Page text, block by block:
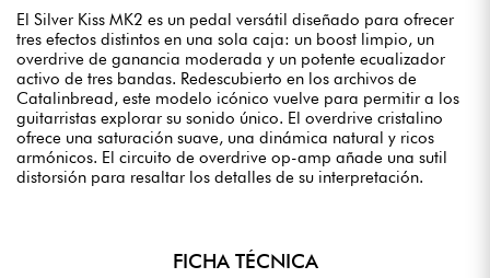
El Silver Kiss MK2 es un pedal versátil diseñado para ofrecer
tres efectos distintos en una sola caja: un boost limpio, un
overdrive de ganancia moderada y un potente ecualizador
activo de tres bandas. Redescubierto en los archivos de
Catalinbread, este modelo icónico vuelve para permitir a los
guitarristas explorar su sonido único. El overdrive cristalino
ofrece una saturación suave, una dinámica natural y ricos
armónicos. El circuito de overdrive op-amp añade una sutil
distorsión para resaltar los detalles de su interpretación.
FICHA TÉCNICA